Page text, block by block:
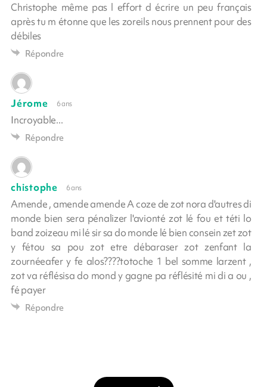
Christophe même pas l effort d écrire un peu français
après tu m étonne que les zoreils nous prennent pour des
débiles
Répondre
Jérome 6 ans
Incroyable...
Répondre
chistophe 6 ans
Amende , amende amende A coze de zot nora d'autres di
monde bien sera pénalizer l'avionté zot lé fou et téti lo
band zoizeau mi lé sir sa do monde lé bien consein zet zot
y fétou sa pou zot etre débaraser zot zenfant la
zournéeafer y fe alos????totoche 1 bel somme larzent ,
zot va réflésisa do mond y gagne pa réflésité mi di a ou ,
fé payer
Répondre